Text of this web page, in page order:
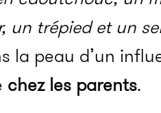
un trépied et un
la peau d’un
chez les parents.